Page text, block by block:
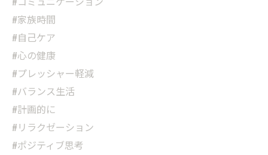
#家族時間
#自己ケア
#心の健康
#プレッシャー軽減
#バランス生活
#計画的に
#リラクゼーション
#ポジティブ思考